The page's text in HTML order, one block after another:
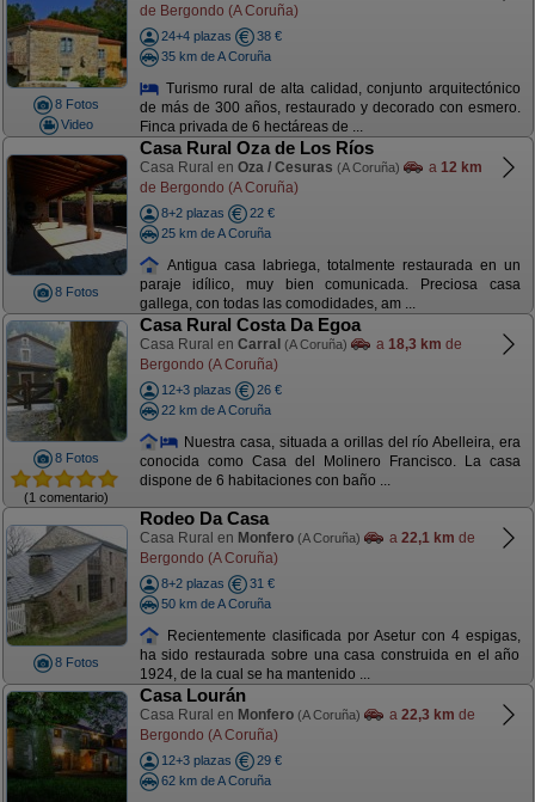
8 Fotos
Video
de Bergondo (A Coruña)
24+4 plazas
38 €
35 km de A Coruña
Turismo rural de alta calidad, conjunto arquitectónico
de más de 300 años, restaurado y decorado con esmero.
Finca privada de 6 hectáreas de ...
8 Fotos
Casa Rural Oza de Los Ríos
Casa Rural en Oza / Cesuras (A Coruña) a 12 km
de Bergondo (A Coruña)
8+2 plazas
22 €
25 km de A Coruña
Antigua casa labriega, totalmente restaurada en un
paraje idílico, muy bien comunicada. Preciosa casa
gallega, con todas las comodidades, am ...
8 Fotos
(1 comentario)
Casa Rural Costa Da Egoa
Casa Rural en Carral (A Coruña) a 18,3 km de
Bergondo (A Coruña)
12+3 plazas
26 €
22 km de A Coruña
Nuestra casa, situada a orillas del río Abelleira, era
conocida como Casa del Molinero Francisco. La casa
dispone de 6 habitaciones con baño ...
8 Fotos
Rodeo Da Casa
Casa Rural en Monfero (A Coruña) a 22,1 km de
Bergondo (A Coruña)
8+2 plazas
31 €
50 km de A Coruña
Recientemente clasificada por Asetur con 4 espigas,
ha sido restaurada sobre una casa construida en el año
1924, de la cual se ha mantenido ...
Casa Lourán
Casa Rural en Monfero (A Coruña) a 22,3 km de
Bergondo (A Coruña)
12+3 plazas
29 €
62 km de A Coruña